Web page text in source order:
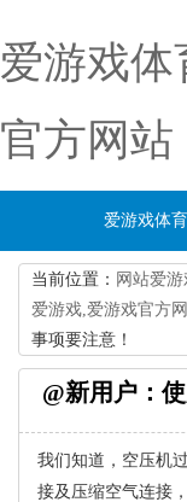
爱游戏体
官方网站
爱游戏体
当前位置： 网站爱
爱游戏,爱游戏官方
事项要注意！
@新用户：
我们知道，空压机
接及压缩空气连接